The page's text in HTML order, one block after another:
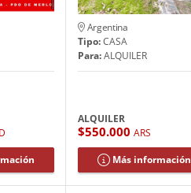
Argentina
Tipo:CASA
Para:ALQUILER
ALQUILER
$550.000ARS
Más información